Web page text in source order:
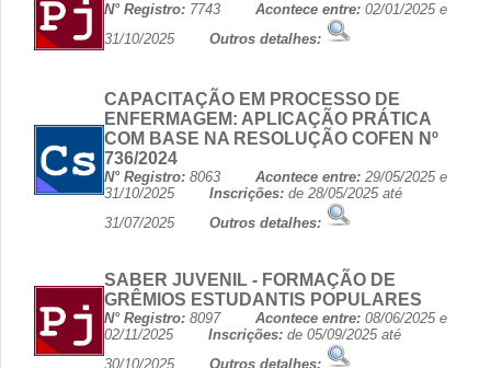
N° Registro: 7743 Acontece entre: 02/01/2025 e
31/10/2025 Outros detalhes:
CAPACITAÇÃO EM PROCESSO DE
ENFERMAGEM: APLICAÇÃO PRÁTICA
COM BASE NA RESOLUÇÃO COFEN Nº
736/2024
N° Registro: 8063 Acontece entre: 29/05/2025 e
31/10/2025 Inscrições: de 28/05/2025 até
31/07/2025 Outros detalhes:
SABER JUVENIL - FORMAÇÃO DE
GRÊMIOS ESTUDANTIS POPULARES
N° Registro: 8097 Acontece entre: 08/06/2025 e
02/11/2025 Inscrições: de 05/09/2025 até
30/10/2025 Outros detalhes: